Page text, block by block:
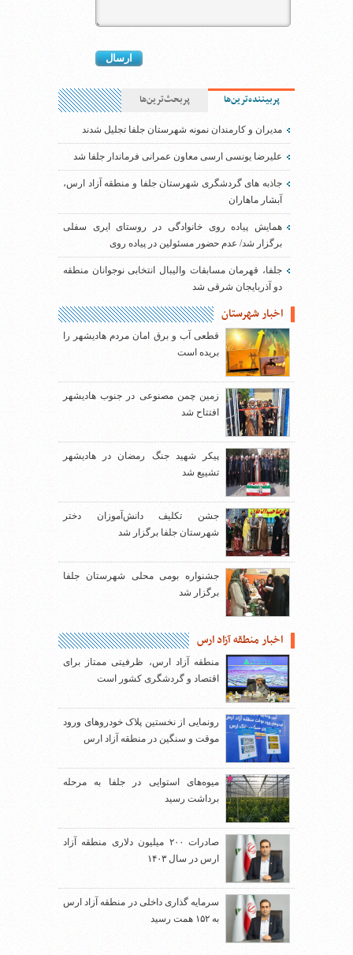
پربیننده‌ترین‌ها پربحث‌ترین‌ها
مدیران و کارمندان نمونه شهرستان جلفا تجلیل شدند
علیرضا یونسی ارسی معاون عمرانی فرماندار جلفا شد
جاذبه های گردشگری شهرستان جلفا و منطقه آزاد ارس،
آبشار ماهاران
همایش پیاده روی خانوادگی در روستای ایری سفلی
برگزار شد/ عدم حضور مسئولین در پیاده روی
جلفا، قهرمان مسابقات والیبال انتخابی نوجوانان منطقه
دو آذربایجان شرقی شد
اخبار شهرستان
قطعی آب و برق امان مردم هادیشهر را
بریده است
زمین چمن مصنوعی در جنوب هادیشهر
افتتاح شد
پیکر شهید جنگ رمضان در هادیشهر
تشییع شد
جشن تکلیف دانش‌آموزان دختر
شهرستان جلفا برگزار شد
جشنواره بومی محلی شهرستان جلفا
برگزار شد
اخبار منطقه آزاد ارس
منطقه آزاد ارس، ظرفیتی ممتاز برای
اقتصاد و گردشگری کشور است
رونمایی از نخستین پلاک خودروهای ورود
موقت و سنگین در منطقه آزاد ارس
میوه‌های استوایی در جلفا به مرحله
برداشت رسید
صادرات ۲۰۰ میلیون دلاری منطقه آزاد
ارس در سال ۱۴۰۳
سرمایه گذاری داخلی در منطقه آزاد ارس
به ۱۵۲ همت رسید